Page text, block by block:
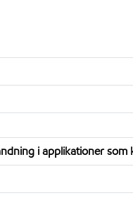
i applikationer som